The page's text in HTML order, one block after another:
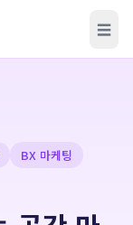
☰
BX 마케팅